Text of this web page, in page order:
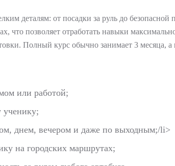
деталям: от посадки за руль до
что позволяет отработать навыки
Полный курс обычно занимает 3 месяца,
или работой;
ученику;
днем, вечером и даже по выходным;/li>
на городских маршрутах;